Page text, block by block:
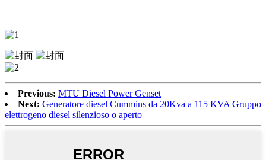
Previous: MTU Diesel Power Genset
Next: Generatore diesel Cummins da 20Kva a 115 KVA Gruppo
elettrogeno diesel silenzioso o aperto